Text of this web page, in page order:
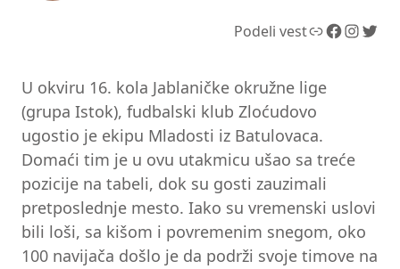
Podeli vestLink Facebook InstagramTwitter
U okviru 16. kola Jablaničke okružne lige
(grupa Istok), fudbalski klub Zloćudovo
ugostio je ekipu Mladosti iz Batulovaca.
Domaći tim je u ovu utakmicu ušao sa treće
pozicije na tabeli, dok su gosti zauzimali
pretposlednje mesto. Iako su vremenski uslovi
bili loši, sa kišom i povremenim snegom, oko
100 navijača došlo je da podrži svoje timove na